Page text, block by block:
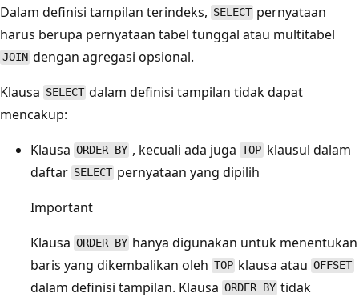
Dalam definisi tampilan terindeks, SELECT pernyataan
harus berupa pernyataan tabel tunggal atau multitabel
JOIN dengan agregasi opsional.
Klausa SELECT dalam definisi tampilan tidak dapat
mencakup:
Klausa ORDER BY , kecuali ada jugaTOPklausul dalam
daftar SELECT pernyataan yang dipilih
Important
Klausa ORDER BY hanya digunakan untuk menentukan
baris yang dikembalikan oleh TOP klausa atau OFFSET
dalam definisi tampilan. Klausa ORDER BY tidak